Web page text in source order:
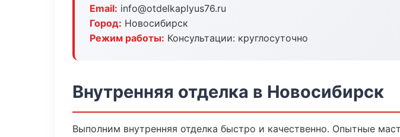
Email: info@otdelkaplyus76.ru
Город: Новосибирск
Режим работы: Консультации: круглосуточно
Внутренняя отделка в Новосибирск
Выполним внутренняя отделка быстро и качественно. Опытные